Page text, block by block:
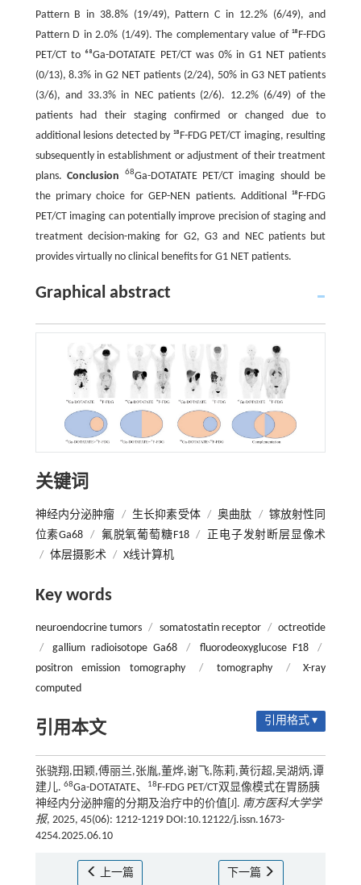
Pattern B in 38.8% (19/49), Pattern C in 12.2% (6/49), and
Pattern D in 2.0% (1/49). The complementary value of ¹⁸F-FDG
PET/CT to ⁶⁸Ga-DOTATATE PET/CT was 0% in G1 NET patients
(0/13), 8.3% in G2 NET patients (2/24), 50% in G3 NET patients
(3/6), and 33.3% in NEC patients (2/6). 12.2% (6/49) of the
patients had their staging confirmed or changed due to
additional lesions detected by ¹⁸F-FDG PET/CT imaging, resulting
subsequently in establishment or adjustment of their treatment
plans.Conclusion 68Ga-DOTATATE PET/CT imaging should be
the primary choice for GEP-NEN patients. Additional ¹⁸F-FDG
PET/CT imaging can potentially improve precision of staging and
treatment decision-making for G2, G3 and NEC patients but
provides virtually no clinical benefits for G1 NET patients.
Graphical abstract
关键词
神经内分泌肿瘤 / 生长抑素受体 / 奥曲肽 / 镓放射性同
位素Ga68
/ 氟脱氧葡萄糖F18 /
正电子发射断层显像术
/ 体层摄影术 / X线计算机
Key words
neuroendocrine tumors / somatostatin receptor / octreotide
/
gallium radioisotope Ga68 / fluorodeoxyglucose F18
/
positron emission tomography
/ tomography /
X-ray
computed
引用本文 引用格式 ▾
张骁翔,田颖,傅丽兰,张胤,董烨,谢飞,陈莉,黄衍超,吴湖炳,谭
建儿. 68Ga-DOTATATE、 18 F-FDG PET/CT双显像模式在胃肠胰
神经内分泌肿瘤的分期及治疗中的价值[J]. 南方医科大学学
报, 2025, 45(06): 1212-1219 DOI:10.12122/j.issn.1673-
4254.2025.06.10
上一篇 下一篇